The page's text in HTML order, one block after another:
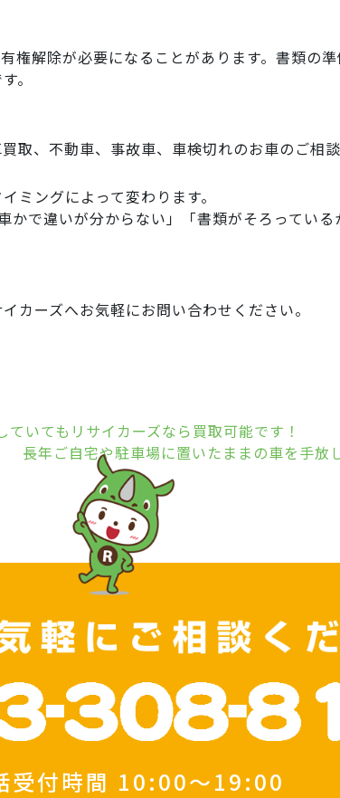
権解除が必要になることがあります。書類の
。
取、不動車、事故車、車検切れのお車のご相談
ミングによって変わります。
かで違いが分からない」「書類がそろってい
カーズへお気軽にお問い合わせください。
いてもリサイカーズなら買取可能です！
長年ご自宅や駐車場に置いたままの車を手放
受付時間 10:00～19:00